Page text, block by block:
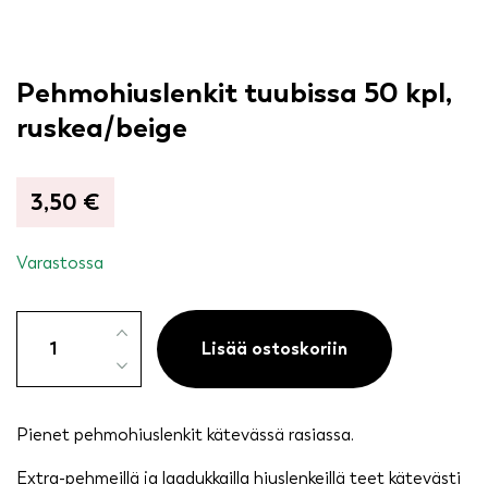
Pehmohiuslenkit tuubissa 50 kpl,
ruskea/beige
3,50 €
Varastossa
tuubissa
ruskea/beige
Lisää ostoskoriin
Pienet pehmohiuslenkit kätevässä rasiassa.
Extra-pehmeillä ja laadukkailla hiuslenkeillä teet kätevästi